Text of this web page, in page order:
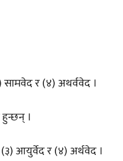
र (४) अथर्ववेद ।
।
आयुर्वेद र (४) अर्थवेद ।